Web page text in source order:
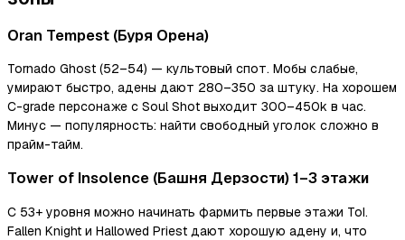
Oran Tempest (Буря Орена)
Tornado Ghost (52–54) — культовый спот. Мобы слабые,
умирают быстро, адены дают 280–350 за штуку. На хорошем
C-grade персонаже с Soul Shot выходит 300–450k в час.
Минус — популярность: найти свободный уголок сложно в
прайм-тайм.
Tower of Insolence (Башня Дерзости) 1–3 этажи
С 53+ уровня можно начинать фармить первые этажи ToI.
Fallen Knight и Hallowed Priest дают хорошую адену и, что